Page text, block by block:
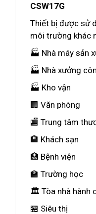
CSW17G
Thiết bị được sử
môi trường khác
🏭 Nhà máy sản
🏭 Nhà xưởng
🏭 Kho vận
🏢 Văn phòng
🏬 Trung tâm
🏨 Khách sạn
🏥 Bệnh viện
🏫 Trường học
🏛️ Tòa nhà hành
🏪 Siêu thị